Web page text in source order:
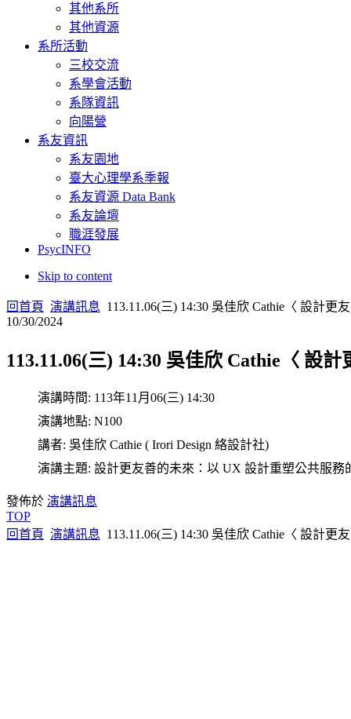
其他系所
其他資源
系所活動
三校交流
系學會活動
系隊資訊
向陽營
系友資訊
系友園地
臺大心理學系季報
系友資源 Data Bank
系友論壇
職涯發展
PsycINFO
Skip to content
回首頁 演講訊息 113.11.06(三) 14:30 吳佳欣 Cathie〈 設計
10/30/2024
113.11.06(三) 14:30 吳佳欣 Cathie〈 設
演講時間: 113年11月06(三) 14:30
演講地點: N100
講者: 吳佳欣 Cathie ( Irori Design 絡設計社)
演講主題: 設計更友善的未來：以 UX 設計重塑公共服務
發佈於 演講訊息
TOP
回首頁 演講訊息 113.11.06(三) 14:30 吳佳欣 Cathie〈 設計